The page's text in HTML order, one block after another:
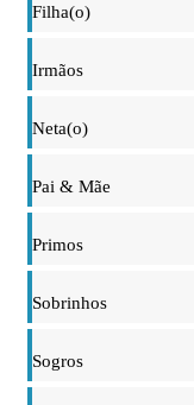
Filha(o)
Irmãos
Neta(o)
Pai & Mãe
Primos
Sobrinhos
Sogros